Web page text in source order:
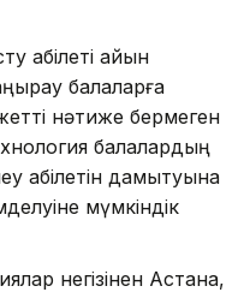
қабілеті айқын
балаларға
нәтиже бермеген
балалардың
қабілетін дамытуына
мүмкіндік
негізінен Астана,